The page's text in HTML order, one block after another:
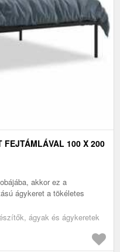
FEJTÁMLÁVAL 100 X 200
akkor ez a
ágykeret a tökéletes
ágyak és ágykeretek